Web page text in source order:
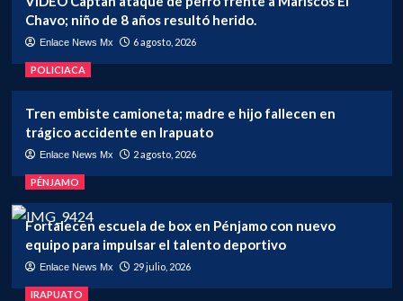
Chavo; niño de 8 años resultó herido.
Enlace News Mx 6 agosto, 2026
POLICIACA
Tren embiste camioneta; madre e hijo fallecen en
trágico accidente en Irapuato
Enlace News Mx 2 agosto, 2026
PÉNJAMO
Fortalecen escuela de box en Pénjamo con nuevo
equipo para impulsar el talento deportivo
Enlace News Mx 29 julio, 2026
IRAPUATO